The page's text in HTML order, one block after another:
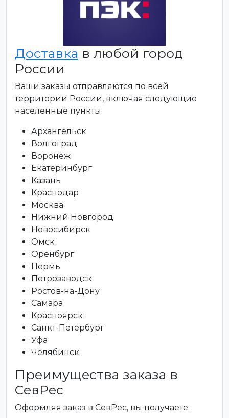
Доставка в любой город
России
Ваши заказы отправляются по всей
территории России, включая следующие
населенные пункты:
Архангельск
Волгоград
Воронеж
Екатеринбург
Казань
Краснодар
Москва
Нижний Новгород
Новосибирск
Омск
Оренбург
Пермь
Петрозаводск
Ростов-на-Дону
Самара
Красноярск
Санкт-Петербург
Уфа
Челябинск
Преимущества заказа в
СевРес
Оформляя заказ в СевРес, вы получаете: